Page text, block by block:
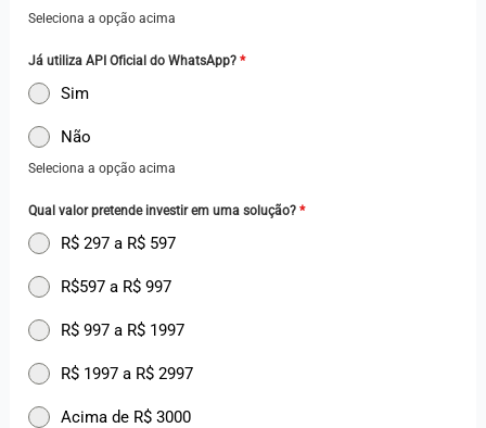
Seleciona a opção acima
Já utiliza API Oficial do WhatsApp?*
Sim
Não
Seleciona a opção acima
Qual valor pretende investir em uma solução?*
R$ 297 a R$ 597
R$597 a R$ 997
R$ 997 a R$ 1997
R$ 1997 a R$ 2997
Acima de R$ 3000